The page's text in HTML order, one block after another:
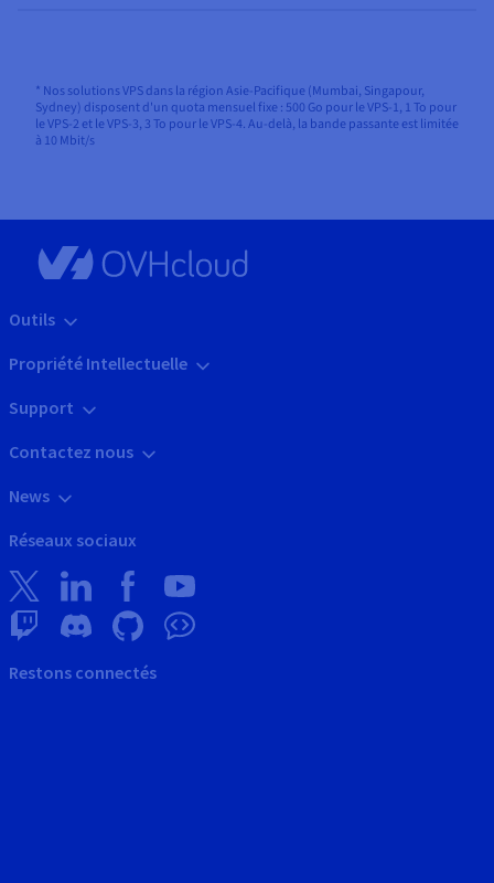
* Nos solutions VPS dans la région Asie-Pacifique (Mumbai, Singapour,
Sydney) disposent d'un quota mensuel fixe : 500 Go pour le VPS-1, 1 To pour
le VPS-2 et le VPS-3, 3 To pour le VPS-4. Au-delà, la bande passante est limitée
à 10 Mbit/s
Outils
Propriété Intellectuelle
Support
Contactez nous
News
Réseaux sociaux
Restons connectés